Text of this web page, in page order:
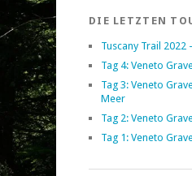
DIE LETZTEN
Tuscany Trail 2022
Tag 4: Veneto
Tag 3: Veneto
Meer
Tag 2: Veneto
Tag 1: Veneto